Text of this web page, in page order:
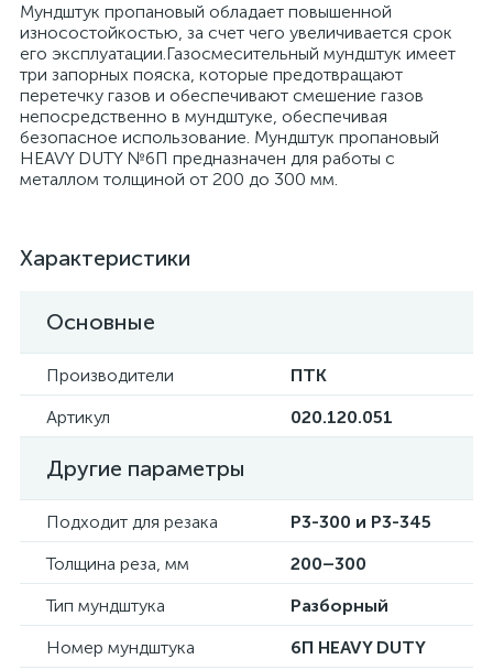
Мундштук пропановый обладает повышенной
износостойкостью, за счет чего увеличивается срок
его эксплуатации.Газосмесительный мундштук имеет
три запорных пояска, которые предотвращают
перетечку газов и обеспечивают смешение газов
непосредственно в мундштуке, обеспечивая
безопасное использование. Мундштук пропановый
HEAVY DUTY №6П предназначен для работы с
металлом толщиной от 200 до 300 мм.
Характеристики
Основные
Производители
ПТК
Артикул
020.120.051
Другие параметры
Подходит для резака
Р3-300 и Р3-345
Толщина реза, мм
200–300
Тип мундштука
Разборный
Номер мундштука
6П HEAVY DUTY